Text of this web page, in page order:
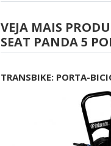
VEJA MAIS
SEAT PANDA 5
TRANSBIKE: PORTA-